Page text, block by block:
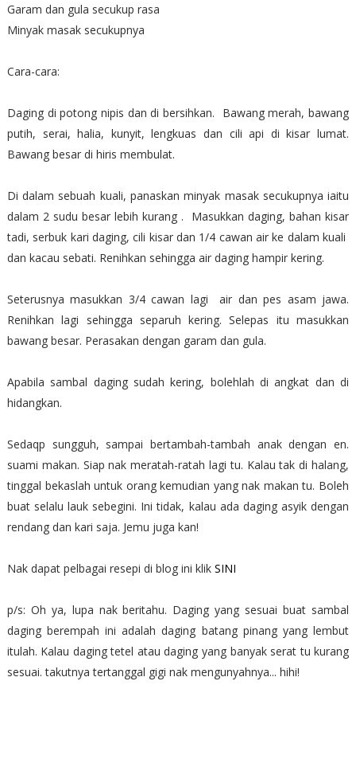
Garam dan gula secukup rasa
Minyak masak secukupnya
Cara-cara:
Daging di potong nipis dan di bersihkan. Bawang merah, bawang
putih, serai, halia, kunyit, lengkuas dan cili api di kisar lumat.
Bawang besar di hiris membulat.
Di dalam sebuah kuali, panaskan minyak masak secukupnya iaitu
dalam 2 sudu besar lebih kurang . Masukkan daging, bahan kisar
tadi, serbuk kari daging, cili kisar dan 1/4 cawan air ke dalam kuali
dan kacau sebati. Renihkan sehingga air daging hampir kering.
Seterusnya masukkan 3/4 cawan lagi air dan pes asam jawa.
Renihkan lagi sehingga separuh kering. Selepas itu masukkan
bawang besar. Perasakan dengan garam dan gula.
Apabila sambal daging sudah kering, bolehlah di angkat dan di
hidangkan.
Sedaqp sungguh, sampai bertambah-tambah anak dengan en.
suami makan. Siap nak meratah-ratah lagi tu. Kalau tak di halang,
tinggal bekaslah untuk orang kemudian yang nak makan tu. Boleh
buat selalu lauk sebegini. Ini tidak, kalau ada daging asyik dengan
rendang dan kari saja. Jemu juga kan!
Nak dapat pelbagai resepi di blog ini klik SINI
p/s: Oh ya, lupa nak beritahu. Daging yang sesuai buat sambal
daging berempah ini adalah daging batang pinang yang lembut
itulah. Kalau daging tetel atau daging yang banyak serat tu kurang
sesuai. takutnya tertanggal gigi nak mengunyahnya... hihi!